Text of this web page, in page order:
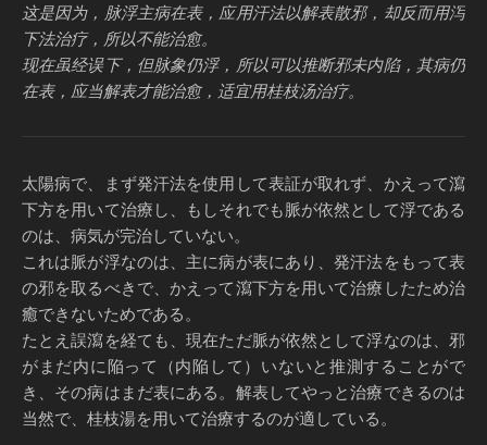
这是因为，脉浮主病在表，应用汗法以解表散邪，却反而用泻
下法治疗，所以不能治愈。
现在虽经误下，但脉象仍浮，所以可以推断邪未内陷，其病仍
在表，应当解表才能治愈，适宜用桂枝汤治疗。
太陽病で、まず発汗法を使用して表証が取れず、かえって瀉
下方を用いて治療し、もしそれでも脈が依然として浮である
のは、病気が完治していない。
これは脈が浮なのは、主に病が表にあり、発汗法をもって表
の邪を取るべきで、かえって瀉下方を用いて治療したため治
癒できないためである。
たとえ誤瀉を経ても、現在ただ脈が依然として浮なのは、邪
がまだ内に陥って（内陥して）いないと推測することがで
き、その病はまだ表にある。解表してやっと治療できるのは
当然で、桂枝湯を用いて治療するのが適している。